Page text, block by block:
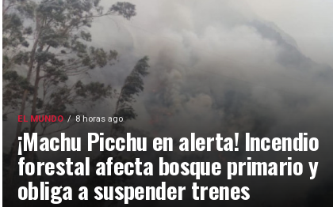
EL MUNDO 8 horas ago
¡Machu Picchu en alerta! Incendio
forestal afecta bosque primario y
obliga a suspender trenes